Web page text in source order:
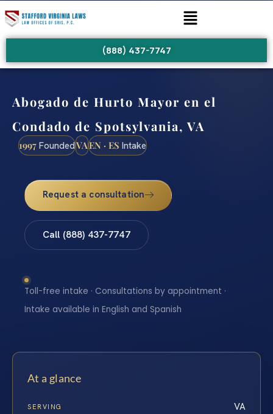
(888) 437-7747
Abogado de Hurto Mayor en el
Condado de Spotsylvania, VA
1997 FoundedVAEN · ES Intake
Request a consultation
Call (888) 437-7747
Toll-free intake · Consultations by appointment ·
Intake available in English and Spanish
At a glance
SERVING VA